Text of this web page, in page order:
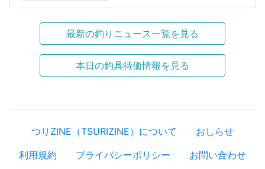
最新の釣りニュース一覧を見る
本日の釣具特価情報を見る
つりZINE（TSURIZINE）について
おしらせ
利用規約
プライバシーポリシー お問い合わせ